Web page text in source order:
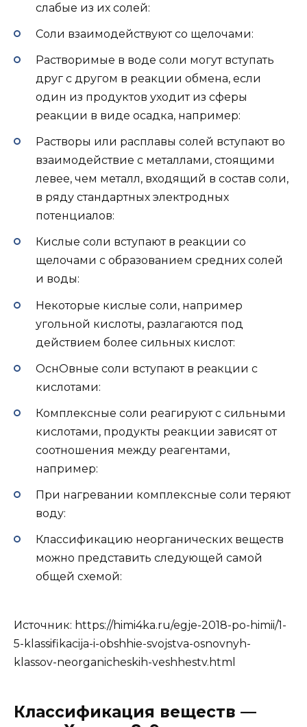
слабые из их солей:
Соли взаимодействуют со щелочами:
Растворимые в воде соли могут вступать
друг с другом в реакции обмена, если
один из продуктов уходит из сферы
реакции в виде осадка, например:
Растворы или расплавы солей вступают во
взаимодействие с металлами, стоящими
левее, чем металл, входящий в состав соли,
в ряду стандартных электродных
потенциалов:
Кислые соли вступают в реакции со
щелочами с образованием средних солей
и воды:
Некоторые кислые соли, например
угольной кислоты, разлагаются под
действием более сильных кислот:
ОснОвные соли вступают в реакции с
кислотами:
Комплексные соли реагируют с сильными
кислотами, продукты реакции зависят от
соотношения между реагентами,
например:
При нагревании комплексные соли теряют
воду:
Классификацию неорганических веществ
можно представить следующей самой
общей схемой:
Источник: https://himi4ka.ru/egje-2018-po-himii/1-
5-klassifikacija-i-obshhie-svojstva-osnovnyh-
klassov-neorganicheskih-veshhestv.html
Классификация веществ —